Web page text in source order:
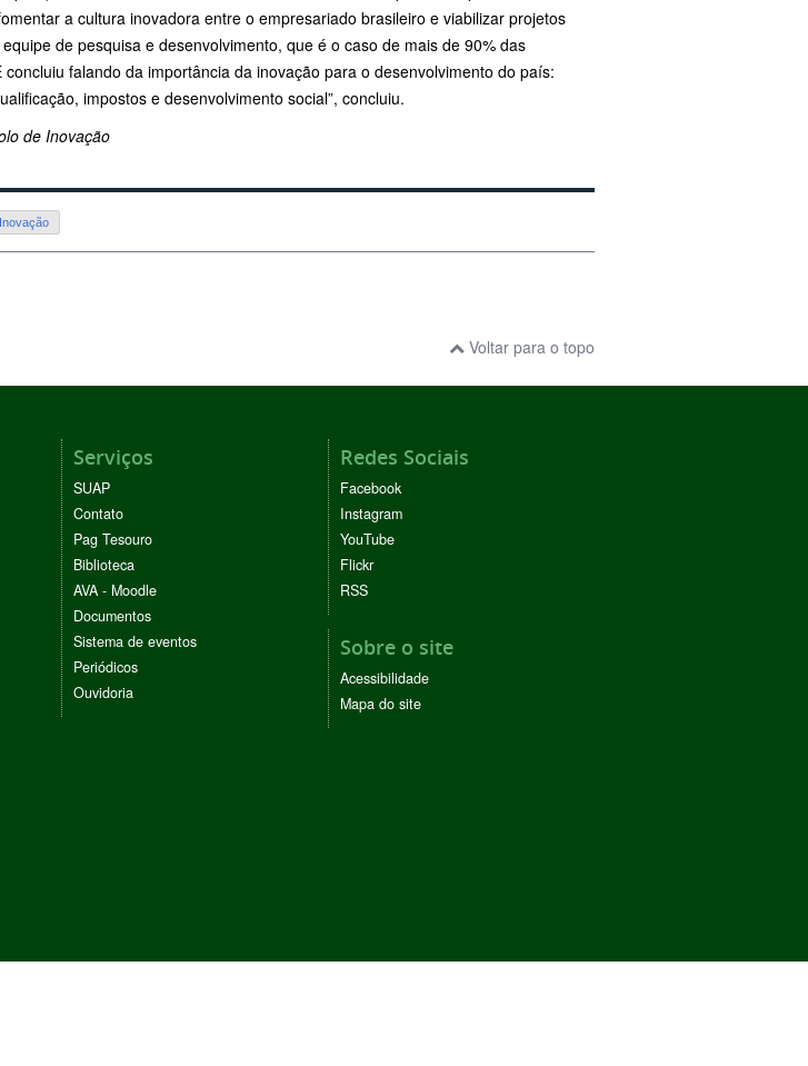
a cultura inovadora entre o empresariado brasileiro e viabilizar projetos
de pesquisa e desenvolvimento, que é o caso de mais de 90% das
falando da importância da inovação para o desenvolvimento do país:
impostos e desenvolvimento social”, concluiu.
de Inovação
Voltar para o topo
Serviços
SUAP
Contato
Pag Tesouro
Biblioteca
AVA - Moodle
Documentos
Sistema de eventos
Periódicos
Ouvidoria
Redes Sociais
Facebook
Instagram
YouTube
Flickr
RSS
Sobre o site
Acessibilidade
Mapa do site